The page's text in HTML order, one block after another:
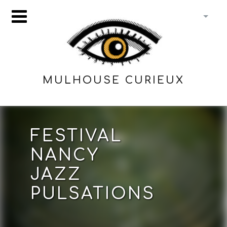
MULHOUSE CURIEUX
FESTIVAL
NANCY
JAZZ
PULSATIONS